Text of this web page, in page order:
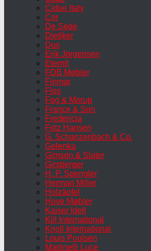
Cidue Italy
Cor
De Sede
Dietiker
Dux
Erik Jorgensen
Eternit
FDB Møbler
Finmar
Flos
Fog & Morup
France & Son
Fredericia
Fritz Hansen
G. Schanzenbach & Co.
Gelenka
Gimson & Slater
Girsberger
H. P. Spengler
Herman Miller
Holzäpfel
Hove Møbler
Kaiser Idell
Kill International
Knoll International
Louis Poulsen
Martinelli Luce